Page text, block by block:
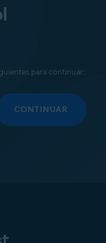
para continuar:
CONTINUAR